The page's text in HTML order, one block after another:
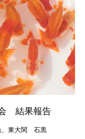
結果報告
石黒